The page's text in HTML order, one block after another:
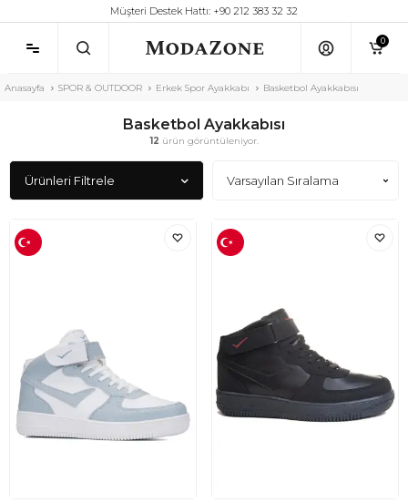
Müşteri Destek Hattı: +90 212 383 32 32
0
Anasayfa SPOR & OUTDOOR Erkek Spor Ayakkabı Basketbol Ayakkabısı
Basketbol Ayakkabısı
12 ürün görüntüleniyor.
Ürünleri Filtrele